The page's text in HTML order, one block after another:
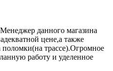
данного магазина
цене,а также
поломки(на трассе).Огромное
работу и уделенное